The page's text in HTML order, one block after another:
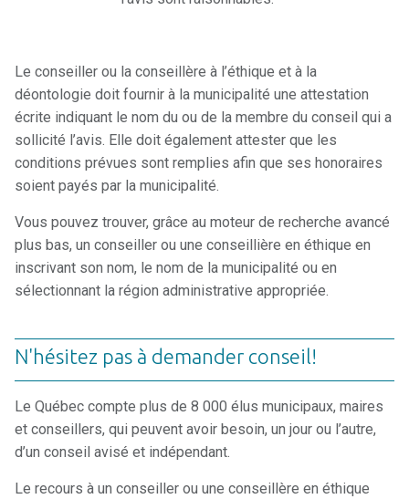
Le conseiller ou la conseillère à l’éthique et à la
déontologie doit fournir à la municipalité une attestation
écrite indiquant le nom du ou de la membre du conseil qui a
sollicité l’avis. Elle doit également attester que les
conditions prévues sont remplies afin que ses honoraires
soient payés par la municipalité.
Vous pouvez trouver, grâce au moteur de recherche avancé
plus bas, un conseiller ou une conseillière en éthique en
inscrivant son nom, le nom de la municipalité ou en
sélectionnant la région administrative appropriée.
N'hésitez pas à demander conseil!
Le Québec compte plus de 8 000 élus municipaux, maires
et conseillers, qui peuvent avoir besoin, un jour ou l’autre,
d’un conseil avisé et indépendant.
Le recours à un conseiller ou une conseillère en éthique